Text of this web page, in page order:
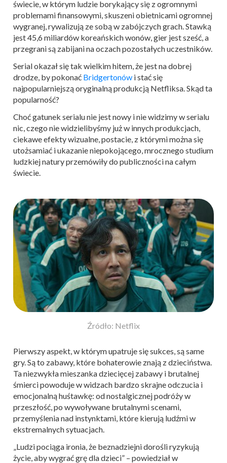
świecie, w którym ludzie borykający się z ogromnymi
problemami finansowymi, skuszeni obietnicami ogromnej
wygranej, rywalizują ze sobą w zabójczych grach. Stawką
jest 45,6 miliardów koreańskich wonów, gier jest sześć, a
przegrani są zabijani na oczach pozostałych uczestników.
Serial okazał się tak wielkim hitem, że jest na dobrej
drodze, by pokonać Bridgertonów i stać się
najpopularniejszą oryginalną produkcją Netfliksa. Skąd ta
popularność?
Choć gatunek serialu nie jest nowy i nie widzimy w serialu
nic, czego nie widzielibyśmy już w innych produkcjach,
ciekawe efekty wizualne, postacie, z którymi można się
utożsamiać i ukazanie niepokojącego, mrocznego studium
ludzkiej natury przemówiły do publiczności na całym
świecie.
Źródło: Netflix
Pierwszy aspekt, w którym upatruje się sukces, są same
gry. Są to zabawy, które bohaterowie znają z dzieciństwa.
Ta niezwykła mieszanka dziecięcej zabawy i brutalnej
śmierci powoduje w widzach bardzo skrajne odczucia i
emocjonalną huśtawkę: od nostalgicznej podróży w
przeszłość, po wywoływane brutalnymi scenami,
przemyślenia nad instynktami, które kierują ludźmi w
ekstremalnych sytuacjach.
„Ludzi pociąga ironia, że beznadziejni dorośli ryzykują
życie, aby wygrać grę dla dzieci” – powiedział w